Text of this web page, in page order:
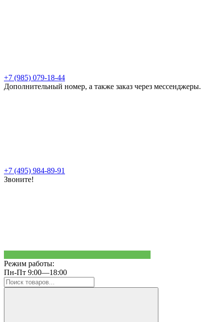
+7 (985) 079-18-44
Дополнительный номер, а также заказ через мессенджеры.
+7 (495) 984-89-91
Звоните!
Режим работы:
Пн-Пт 9:00—18:00